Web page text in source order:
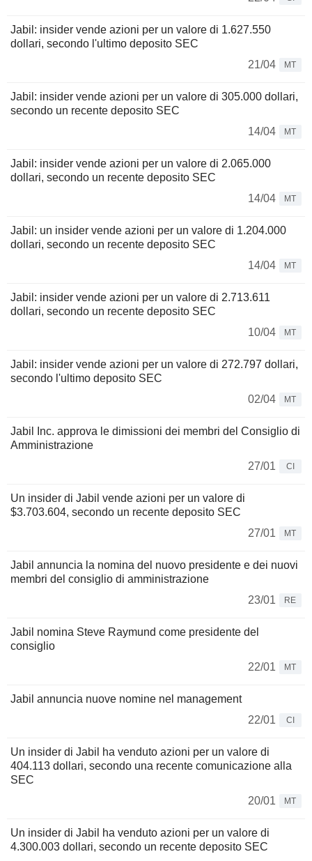
Jabil: insider vende azioni per un valore di 1.627.550
dollari, secondo l'ultimo deposito SEC
21/04
MT
Jabil: insider vende azioni per un valore di 305.000 dollari,
secondo un recente deposito SEC
14/04
MT
Jabil: insider vende azioni per un valore di 2.065.000
dollari, secondo un recente deposito SEC
14/04
MT
Jabil: un insider vende azioni per un valore di 1.204.000
dollari, secondo un recente deposito SEC
14/04
MT
Jabil: insider vende azioni per un valore di 2.713.611
dollari, secondo un recente deposito SEC
10/04
MT
Jabil: insider vende azioni per un valore di 272.797 dollari,
secondo l'ultimo deposito SEC
02/04
MT
Jabil Inc. approva le dimissioni dei membri del Consiglio di
Amministrazione
27/01
CI
Un insider di Jabil vende azioni per un valore di
$3.703.604, secondo un recente deposito SEC
27/01
MT
Jabil annuncia la nomina del nuovo presidente e dei nuovi
membri del consiglio di amministrazione
23/01
RE
Jabil nomina Steve Raymund come presidente del
consiglio
22/01
MT
Jabil annuncia nuove nomine nel management
22/01
CI
Un insider di Jabil ha venduto azioni per un valore di
404.113 dollari, secondo una recente comunicazione alla
SEC
20/01
MT
Un insider di Jabil ha venduto azioni per un valore di
4.300.003 dollari, secondo un recente deposito SEC